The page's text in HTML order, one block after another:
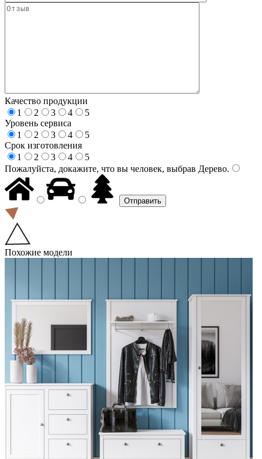
Качество продукции
1
2 3 4
5
Уровень сервиса
1
2 3 4
5
Срок изготовления
1
2 3 4
5
Пожалуйста, докажите, что вы человек, выбрав Дерево.
Похожие модели